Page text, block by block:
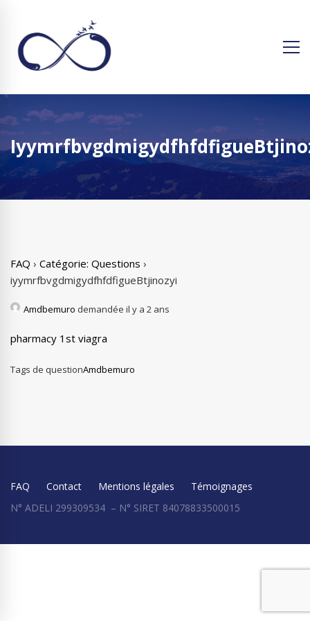
FAQ › Catégorie: Questions ›
iyymrfbvgdmigydfhfdfigueBtjinozyi
Amdbemuro demandée il y a 2 ans
pharmacy 1st viagra
Tags de questionAmdbemuro
FAQ Contact Mentions légales
Témoignages
N° ADELI 299309534 – N° SIRET 84078833500015